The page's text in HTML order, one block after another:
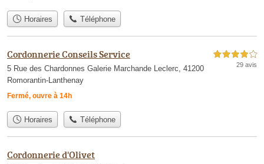
Horaires Téléphone
Cordonnerie Conseils Service
5 Rue des Chardonnes Galerie Marchande Leclerc, 41200
Romorantin-Lanthenay
Fermé, ouvre à 14h
4,0 étoiles sur 5
29 avis
Horaires Téléphone
Cordonnerie d'Olivet